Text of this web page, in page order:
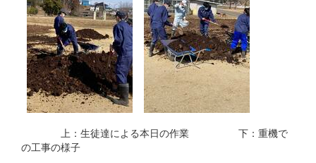
上：生徒達による本日の作業 下：重機で
の工事の様子